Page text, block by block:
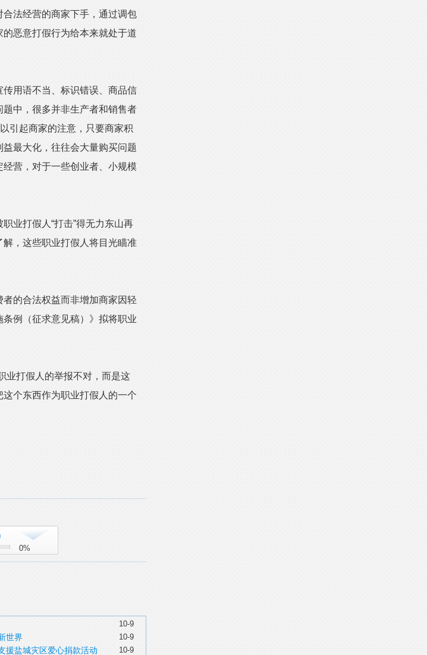
法经营的商家下手，通过调包
恶意打假行为给本来就处于道
用语不当、标识错误、商品信
中，很多并非生产者和销售者
引起商家的注意，只要商家积
最大化，往往会大量购买问题
营，对于一些创业者、小规模
业打假人“打击”得无力东山再
，这些职业打假人将目光瞄准
的合法权益而非增加商家因轻
例（征求意见稿）》拟将职业
打假人的举报不对，而是这
个东西作为职业打假人的一个
0%
10-9
10-9
世界
10-9
援盐城灾区爱心捐款活动